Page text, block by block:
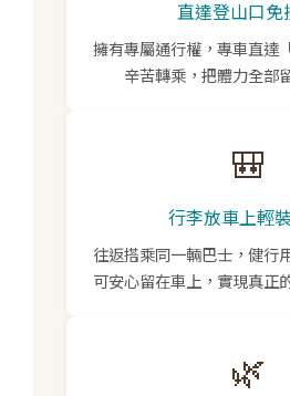
直達登山口免
擁有專屬通行權，專車直達
辛苦轉乘，把體力全部
🎒
行李放車上輕
往返搭乘同一輛巴士，健行
可安心留在車上，實現真正
🌿